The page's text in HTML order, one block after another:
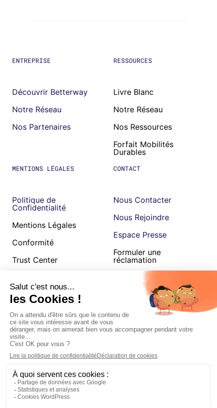
ENTREPRISE
Découvrir Betterway
Notre Réseau
Nos Partenaires
RESSOURCES
Livre Blanc
Notre Réseau
Nos Ressources
Forfait Mobilités
Durables
MENTIONS LÉGALES
Politique de
Confidentialité
Mentions Légales
Conformité
Trust Center
CGU
CONTACT
Nous Contacter
Nous Rejoindre
Espace Presse
Formuler une
réclamation
Betterway SAS au capital de 275 407,80€, 120 quai de Jemmapes, 75010,
RCS Paris B 879 207 348 est une société enregistrée par l’Autorité de